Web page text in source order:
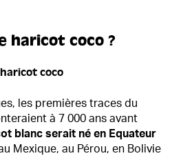
haricot coco ?
coco
les premières traces du
à 7 000 ans avant
blanc serait né en Equateur
Mexique, au Pérou, en Bolivie